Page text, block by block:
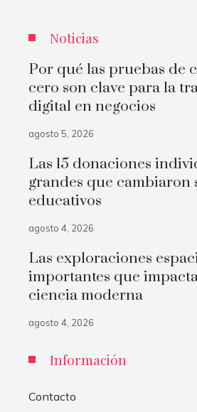
Noticias
Por qué las pruebas de
cero son clave para la
digital en negocios
agosto 5, 2026
Las 15 donaciones
grandes que cambiaron
educativos
agosto 4, 2026
Las exploraciones
importantes que
ciencia moderna
agosto 4, 2026
Información
Contacto